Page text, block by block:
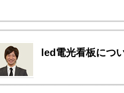
led電光看板につ